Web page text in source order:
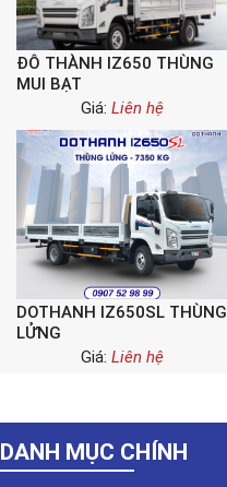
ĐÔ THÀNH IZ650 THÙNG
MUI BẠT
Giá: Liên hệ
DOTHANH IZ650SL THÙNG
LỬNG
Giá: Liên hệ
DANH MỤC CHÍNH